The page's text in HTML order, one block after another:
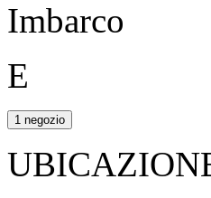
Imbarco
E
1 negozio